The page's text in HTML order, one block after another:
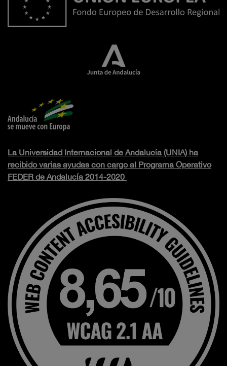
La Universidad Internacional de Andalucía (UNIA) ha
recibido varias ayudas con cargo al Programa Operativo
FEDER de Andalucía 2014-2020